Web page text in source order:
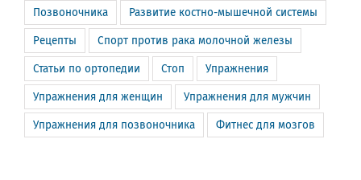
Позвоночника Развитие костно-мышечной системы
Рецепты Спорт против рака молочной железы
Статьи по ортопедии Стоп Упражнения
Упражнения для женщин Упражнения для мужчин
Упражнения для позвоночника Фитнес для мозгов